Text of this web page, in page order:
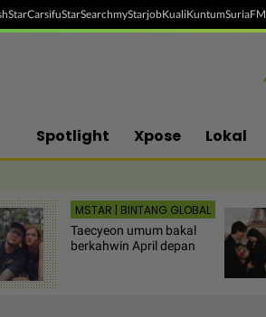
StarCarsifuStarSearchmyStarjobKualiKuntumSuriaFM
Spotlight Xpose Lokal
MSTAR | BINTANG GLOBAL
Taecyeon umum bakal
berkahwin April depan